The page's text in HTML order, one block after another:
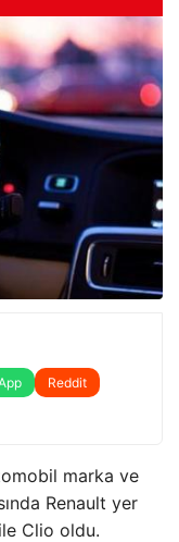
Reddit
marka ve
Renault yer
Clio oldu.